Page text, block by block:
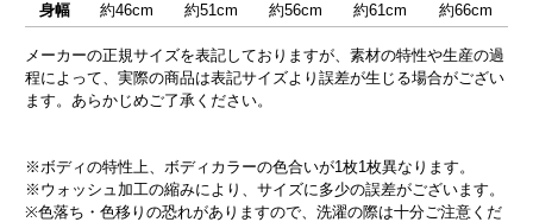
身幅
約46cm 約51cm 約56cm 約61cm 約66cm
メーカーの正規サイズを表記しておりますが、素材の特性や生産の過
程によって、実際の商品は表記サイズより誤差が生じる場合がござい
ます。あらかじめご了承ください。
※ボディの特性上、ボディカラーの色合いが1枚1枚異なります。
※ウォッシュ加工の縮みにより、サイズに多少の誤差がございます。
※色落ち・色移りの恐れがありますので、洗濯の際は十分ご注意くだ